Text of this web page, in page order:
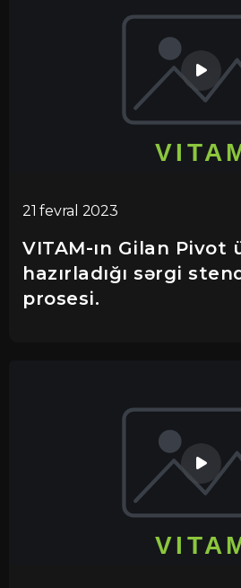
21 fevral 2023
VITAM-ın Gilan Pivot
hazırladığı sərgi
prosesi.